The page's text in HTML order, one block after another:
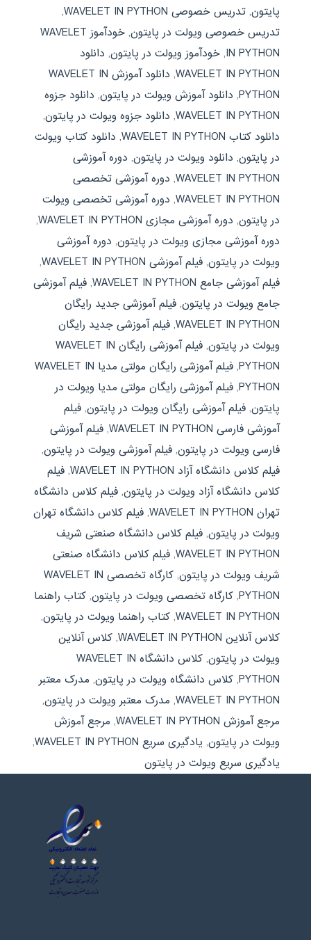
پایتون, تدریس خصوصی WAVELET IN PYTHON
,
تدریس خصوصی ویولت در پایتون,
خودآموز WAVELET
IN PYTHON
, خودآموز ویولت در پایتون, دانلود
WAVELET IN PYTHON
,
دانلود آموزش WAVELET IN
PYTHON
, دانلود آموزش ویولت در پایتون, دانلود جزوه
WAVELET IN PYTHON
, دانلود جزوه ویولت در پایتون,
دانلود کتاب WAVELET IN PYTHON
, دانلود کتاب ویولت
در پایتون, دانلود ویولت در پایتون, دوره آموزشی
WAVELET IN PYTHON
, دوره آموزشی تخصصی
WAVELET IN PYTHON
, دوره آموزشی تخصصی ویولت
در پایتون, دوره آموزشی مجازی WAVELET IN PYTHON
,
دوره آموزشی مجازی ویولت در پایتون, دوره آموزشی
ویولت در پایتون, فیلم آموزشی WAVELET IN PYTHON
,
فیلم آموزشی جامع WAVELET IN PYTHON
, فیلم آموزشی
جامع ویولت در پایتون, فیلم آموزشی جدید رایگان
WAVELET IN PYTHON
, فیلم آموزشی جدید رایگان
ویولت در پایتون,
فیلم آموزشی رایگان WAVELET IN
PYTHON
,
فیلم آموزشی رایگان مولتی مدیا WAVELET IN
PYTHON
, فیلم آموزشی رایگان مولتی مدیا ویولت در
پایتون, فیلم آموزشی رایگان ویولت در پایتون, فیلم
آموزشی فارسی WAVELET IN PYTHON
, فیلم آموزشی
فارسی ویولت در پایتون, فیلم آموزشی ویولت در پایتون,
فیلم کلاس دانشگاه آزاد WAVELET IN PYTHON
, فیلم
کلاس دانشگاه آزاد ویولت در پایتون, فیلم کلاس دانشگاه
تهران WAVELET IN PYTHON
, فیلم کلاس دانشگاه تهران
ویولت در پایتون, فیلم کلاس دانشگاه صنعتی شریف
WAVELET IN PYTHON
, فیلم کلاس دانشگاه صنعتی
شریف ویولت در پایتون,
کارگاه تخصصی WAVELET IN
PYTHON
, کارگاه تخصصی ویولت در پایتون, کتاب راهنما
WAVELET IN PYTHON
, کتاب راهنما ویولت در پایتون,
کلاس آنلاین WAVELET IN PYTHON
, کلاس آنلاین
ویولت در پایتون,
کلاس دانشگاه WAVELET IN
PYTHON
, کلاس دانشگاه ویولت در پایتون, مدرک معتبر
WAVELET IN PYTHON
, مدرک معتبر ویولت در پایتون,
مرجع آموزش WAVELET IN PYTHON
, مرجع آموزش
ویولت در پایتون, یادگیری سریع WAVELET IN PYTHON
,
یادگیری سریع ویولت در پایتون